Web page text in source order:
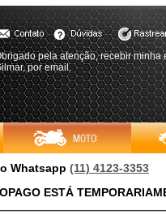
pela atenção, recebir
por email.
Whatsapp (11) 4123-3353
ESTÁ